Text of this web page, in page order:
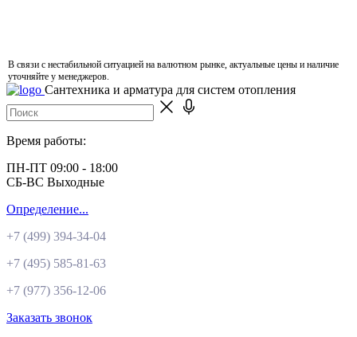
В связи с нестабильной ситуацией на валютном рынке, актуальные цены и наличие
уточняйте у менеджеров.
Сантехника и арматура для систем отопления
Время работы:
ПН-ПТ 09:00 - 18:00
СБ-ВС Выходные
Определение...
+7 (499) 394-34-04
+7 (495) 585-81-63
+7 (977) 356-12-06
Заказать звонок